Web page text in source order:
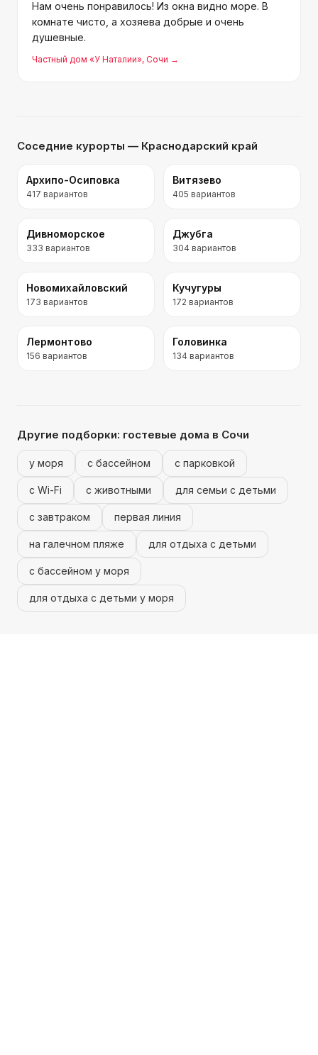
Нам очень понравилось! Из окна видно море. В
комнате чисто, а хозяева добрые и очень
душевные.
Частный дом «У Наталии», Сочи →
Соседние курорты — Краснодарский край
Архипо-Осиповка
417 вариантов
Витязево
405 вариантов
Дивноморское
333 вариантов
Джубга
304 вариантов
Новомихайловский
173 вариантов
Кучугуры
172 вариантов
Лермонтово
156 вариантов
Головинка
134 вариантов
Другие подборки: гостевые дома в Сочи
у моря с бассейном с парковкой
с Wi-Fi с животными для семьи с детьми
с завтраком первая линия
на галечном пляже для отдыха с детьми
с бассейном у моря
для отдыха с детьми у моря